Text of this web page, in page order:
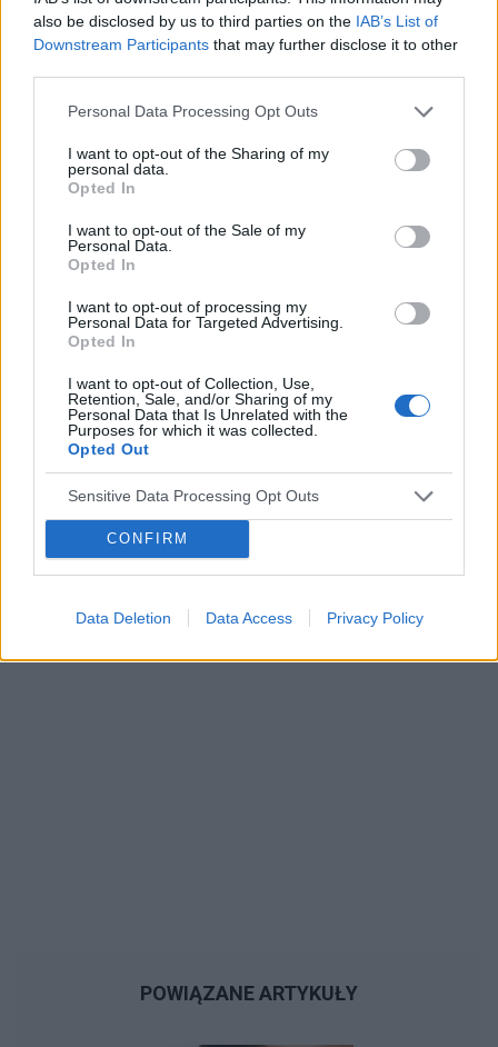
also be disclosed by us to third parties on the IAB’s List of
Downstream Participants that may further disclose it to other
Personal Data Processing Opt Outs
I want to opt-out of the Sharing of my
personal data.
Opted In
I want to opt-out of the Sale of my
Personal Data.
Opted In
I want to opt-out of processing my
Personal Data for Targeted Advertising.
Opted In
I want to opt-out of Collection, Use,
Retention, Sale, and/or Sharing of my
Personal Data that Is Unrelated with the
Purposes for which it was collected.
Opted Out
Sensitive Data Processing Opt Outs
CONFIRM
Data Deletion Data Access Privacy Policy
bardziej w trakcie załatwiania się , bardzo silny
ból (ostry , kłujący , bardziej w środku odbytu).
Dodam , że trochę spędziłam czasu. Co to
z góry dzięki. Czasami mogę nie odpisywać ,
wiec podam maila gabbka09@gmail.com
Forum:Dla nastolatek
gość
co to może być (krępująca treść)
Coraz częściej gdy muszę skorzystać z toalety ,
przeważnie. Później silny ból , jakby do wejścia
do odbytu. Ból jest dosyć intensywny, kąpiel lub
chłodna woda pomaga. Dodam , trwa to tak od
około 2 miesięcy. Co w takiej sytuacji może
pomóc. ?
Forum:Dla nastolatek
POWIĄZANE
Tematy miesiączka
ciąża test ciążowy okres
Reklama:
POWIĄZANE ARTYKUŁY